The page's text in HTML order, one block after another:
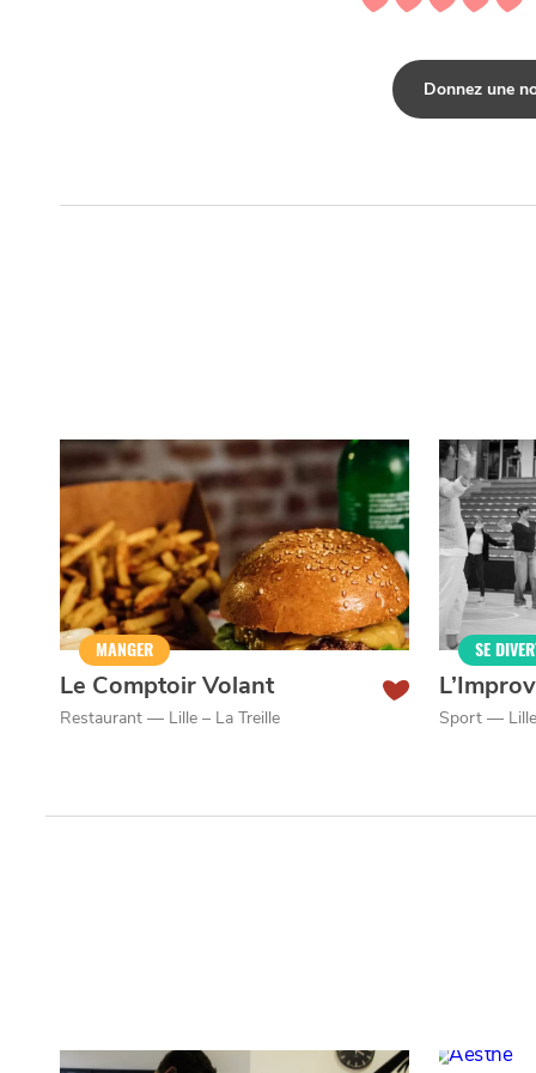
Qui sommes-nous ? Grande Cause
Nous
Politique éditoriale
Espace presse
Mentions légales
Donnez une
MANGER
Le Comptoir Volant
Restaurant — Lille – La Treille
SE
Sport — Lille